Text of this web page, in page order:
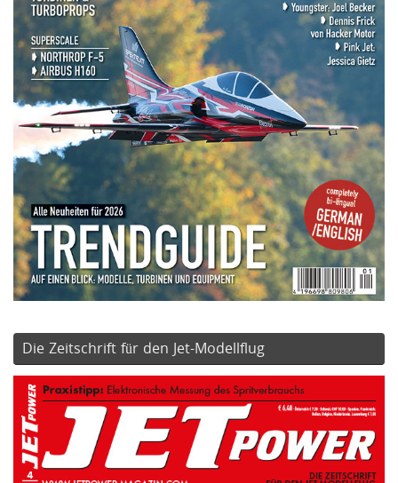
Die Zeitschrift für den Jet-Modellflug